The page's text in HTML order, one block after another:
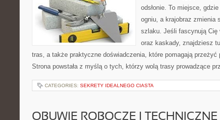
odsłonie. To miejsce,
ogniu, a krajobraz zmienia
szlaku. Jeśli fascynują Cię
oraz kaskady, znajdziesz
tras, a także praktyczne doświadczenia, które pomagają przeżyć
Strona powstała z myślą o tych, którzy wolą trasy prowadzące
CATEGORIES: SEKRETY IDEALNEGO CIASTA
OBUWIE ROBOCZE I TECHNICZNE